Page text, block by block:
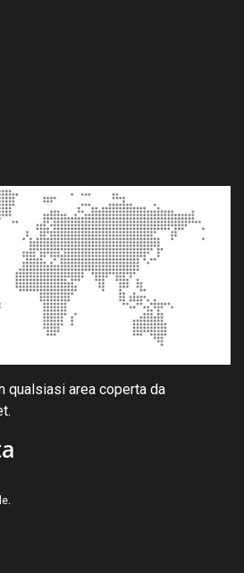
qualsiasi area coperta da
.